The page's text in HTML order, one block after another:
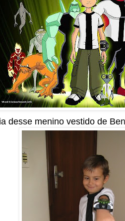
desse menino vestido de